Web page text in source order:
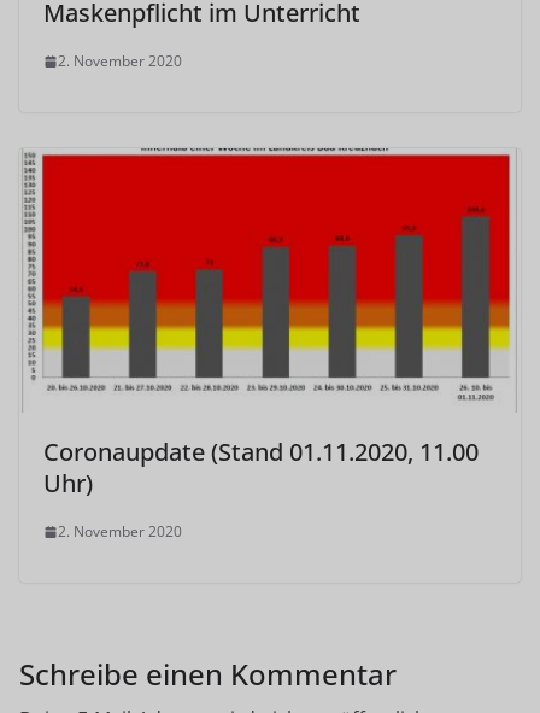
Maskenpflicht im Unterricht
2. November 2020
Coronaupdate (Stand 01.11.2020, 11.00
Uhr)
2. November 2020
Schreibe einen Kommentar